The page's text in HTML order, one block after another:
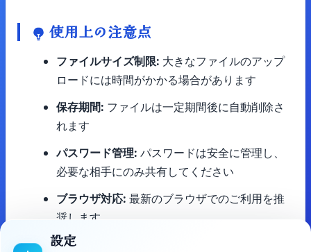
使用上の注意点
ファイルサイズ制限: 大きなファイルのアップ
ロードには時間がかかる場合があります
保存期間: ファイルは一定期間後に自動削除さ
れます
パスワード管理: パスワードは安全に管理し、
必要な相手にのみ共有してください
ブラウザ対応: 最新のブラウザでのご利用を推
奨します
設定